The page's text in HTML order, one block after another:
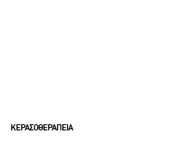
ΚΕΡΑΣΟΘΕΡΑΠΕΙΑ